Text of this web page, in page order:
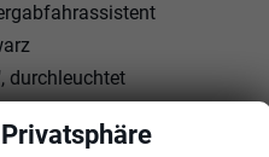
durchleuchtet
in Aluminium